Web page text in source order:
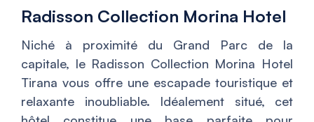
Radisson Collection Morina Hotel
Niché à proximité du Grand Parc de la
capitale, le Radisson Collection Morina Hotel
Tirana vous offre une escapade touristique et
relaxante inoubliable. Idéalement situé, cet